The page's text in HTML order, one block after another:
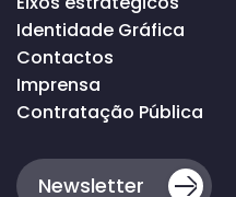
Identidade Gráfica
Contactos
Imprensa
Contratação Pública
Newsletter